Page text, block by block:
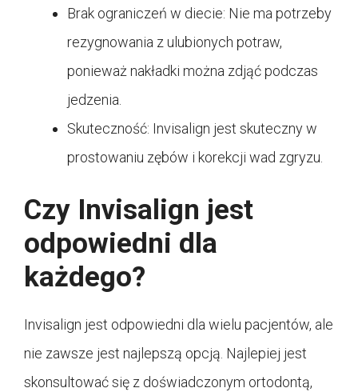
Brak ograniczeń w diecie: Nie ma potrzeby
rezygnowania z ulubionych potraw,
ponieważ nakładki można zdjąć podczas
jedzenia.
Skuteczność: Invisalign jest skuteczny w
prostowaniu zębów i korekcji wad zgryzu.
Czy Invisalign jest
odpowiedni dla
każdego?
Invisalign jest odpowiedni dla wielu pacjentów, ale
nie zawsze jest najlepszą opcją. Najlepiej jest
skonsultować się z doświadczonym ortodontą,